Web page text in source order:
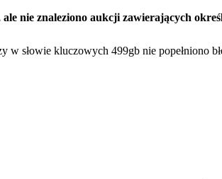
nie znaleziono aukcji zawierających
w słowie kluczowych 499gb nie popełniono